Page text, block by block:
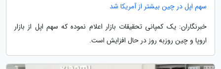
سهم اپل در چین بیشتر از آمریکا شد
خبرنگاران: یک کمپانی تحقیقات بازار اعلام نموده که سهم اپل از بازار
اروپا و چین روزبه روز در حال افزایش است.